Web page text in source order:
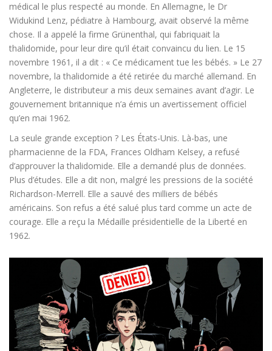
médical le plus respecté au monde. En Allemagne, le Dr
Widukind Lenz, pédiatre à Hambourg, avait observé la même
chose. Il a appelé la firme Grünenthal, qui fabriquait la
thalidomide, pour leur dire qu’il était convaincu du lien. Le 15
novembre 1961, il a dit : « Ce médicament tue les bébés. » Le 27
novembre, la thalidomide a été retirée du marché allemand. En
Angleterre, le distributeur a mis deux semaines avant d’agir. Le
gouvernement britannique n’a émis un avertissement officiel
qu’en mai 1962.
La seule grande exception ? Les États-Unis. Là-bas, une
pharmacienne de la FDA, Frances Oldham Kelsey, a refusé
d’approuver la thalidomide. Elle a demandé plus de données.
Plus d’études. Elle a dit non, malgré les pressions de la société
Richardson-Merrell. Elle a sauvé des milliers de bébés
américains. Son refus a été salué plus tard comme un acte de
courage. Elle a reçu la Médaille présidentielle de la Liberté en
1962.